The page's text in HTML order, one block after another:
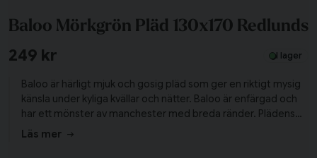
Baloo Mörkgrön Pläd 130x170 Redlunds
249 kr I lager
Baloo är härligt mjuk och gosig pläd som ger en riktigt mysig
känsla under kyliga kvällar och nätter. Baloo är enfärgad och
har ett mönster av manchester med breda ränder. Plädens
stilrena look passar in i alla sorters hem och det går enkelt att
Läs mer
Har du alla tillbehör?
Fortsätt handla